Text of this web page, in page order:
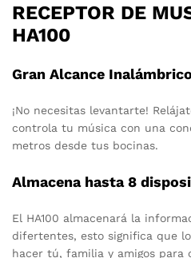
RECEPTOR DE
HA100
Gran Alcance
¡No necesitas levantarte!
controla tu música con una
metros desde tus bocinas.
Almacena hasta 8
El HA100 almacenará la
difertentes, esto significa que
hacer tú, familia y amigos para